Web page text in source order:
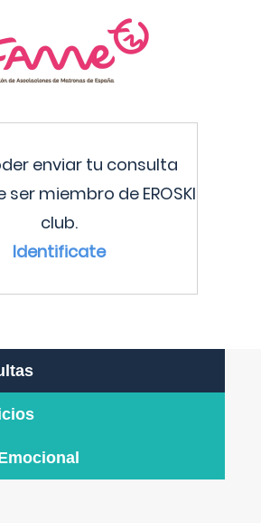
enviar tu consulta
ser miembro de EROSKI
club.
Identificate